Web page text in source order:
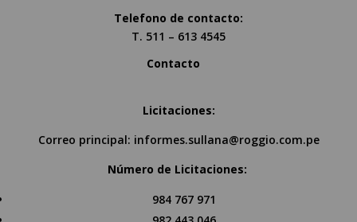
Telefono de contacto:
T. 511 – 613 4545
Contacto
Licitaciones:
Correo principal: informes.sullana@roggio.com.pe
Número de Licitaciones:
984 767 971